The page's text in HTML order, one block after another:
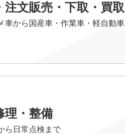
注文販売・下取・買取
車から国産車・作業車・軽自動車
理・整備
ら日常点検まで